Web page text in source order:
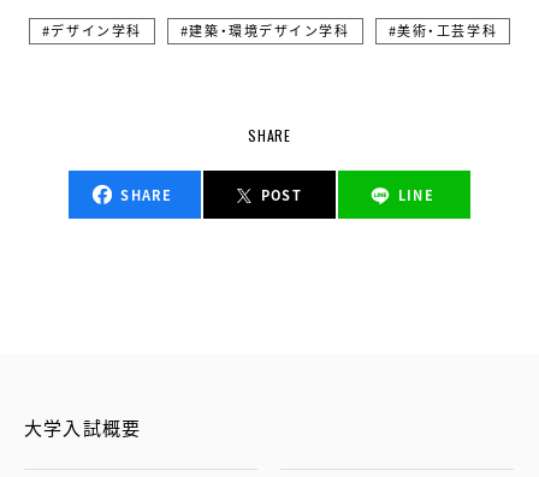
デザイン学科 建築・環境デザイン学科 美術・工芸学科
SHARE
SHARE POST LINE
大学入試概要